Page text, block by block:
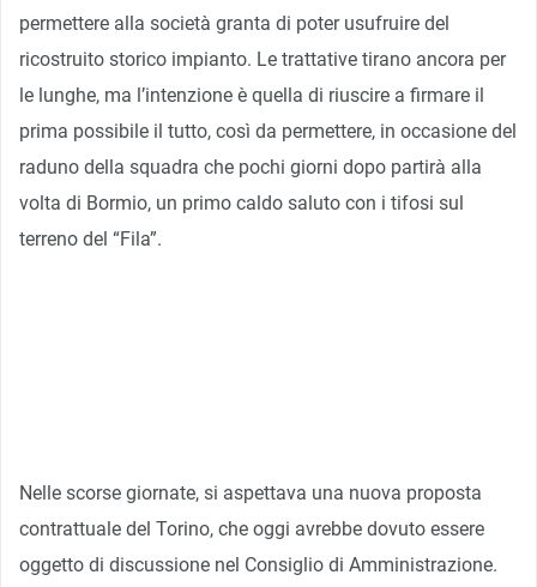
permettere alla società granta di poter usufruire del
ricostruito storico impianto. Le trattative tirano ancora per
le lunghe, ma l’intenzione è quella di riuscire a firmare il
prima possibile il tutto, così da permettere, in occasione del
raduno della squadra che pochi giorni dopo partirà alla
volta di Bormio, un primo caldo saluto con i tifosi sul
terreno del “Fila”.
Nelle scorse giornate, si aspettava una nuova proposta
contrattuale del Torino, che oggi avrebbe dovuto essere
oggetto di discussione nel Consiglio di Amministrazione.